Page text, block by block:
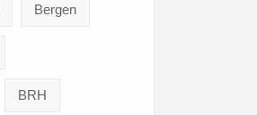
Bergen
BRH